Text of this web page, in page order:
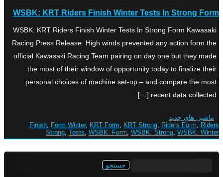
WSBK: KRT Riders Finish Winter Tests In Strong Form
WSBK: KRT Riders Finish Winter Tests In Strong Form Kawasaki
Racing Press Release: High winds prevented any action form the
official Kawasaki Racing Team pairing on day one but they made
the most of their window of opportunity today to finalize their
personal choices of machine set-up – and compare the most
recent data collected […]
ماشین های جدید
Finish, Form Winter, KRT Form, KRT Strong, Riders Form, Riders
Strong, Tests, WSBK: Form, WSBK: Strong, WSBK: Winter